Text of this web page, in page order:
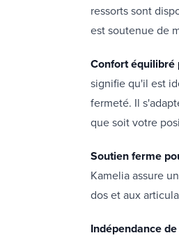
ressorts sont
est soutenue de
Confort équilibré
signifie qu'il est
fermeté. Il
que soit votre
Soutien ferme
Kamelia assure
dos et aux
Indépendance